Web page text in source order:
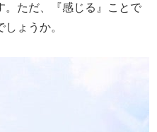
。ただ、『感じる』ことで
ょうか。